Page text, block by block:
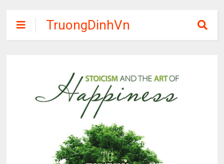
TruongDinhVn
Chia sẽ ebook,
phần mềm học
tập miễn phí